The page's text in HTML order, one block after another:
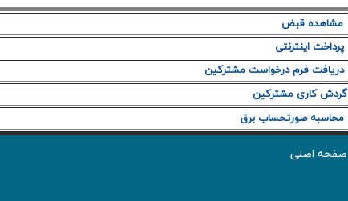
مشاهده قبض
پرداخت اينترنتي
دريافت فرم درخواست مشتركين
گردش كاري مشتركين
محاسبه صورتحساب برق
صفحه اصلی